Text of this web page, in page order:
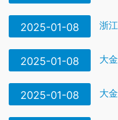
2025-01-08 浙
2025-01-08 大
2025-01-08 大